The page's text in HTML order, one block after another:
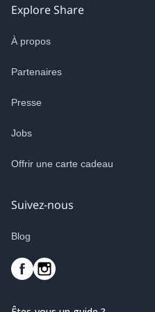
Explore Share
À propos
Partenaires
Presse
Jobs
Offrir une carte cadeau
Suivez-nous
Blog